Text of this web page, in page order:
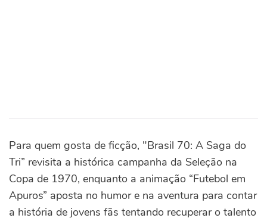
Para quem gosta de ficção, "Brasil 70: A Saga do
Tri” revisita a histórica campanha da Seleção na
Copa de 1970, enquanto a animação “Futebol em
Apuros” aposta no humor e na aventura para contar
a história de jovens fãs tentando recuperar o talento